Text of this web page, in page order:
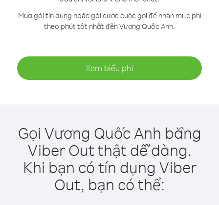
Mua gói tín dụng hoặc gói cước cuộc gọi để nhận mức phí
theo phút tốt nhất đến Vương Quốc Anh.
Xem biểu phí
Gọi Vương Quốc Anh bằng
Viber Out thật dễ dàng.
Khi bạn có tín dụng Viber
Out, bạn có thể: